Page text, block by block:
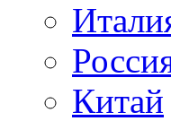
Китай